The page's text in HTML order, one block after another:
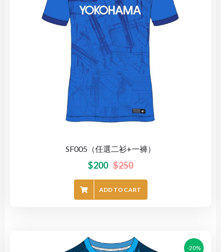
SF005（任選二衫+一褲）
$250
$200
ADD TO CART
-20%